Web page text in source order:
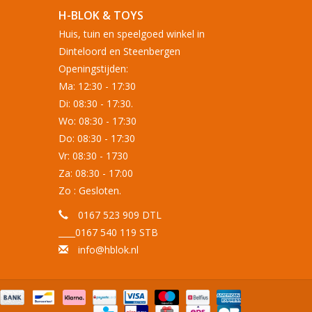
H-BLOK & TOYS
Huis, tuin en speelgoed winkel in
Dinteloord en Steenbergen
Openingstijden:
Ma: 12:30 - 17:30
Di: 08:30 - 17:30.
Wo: 08:30 - 17:30
Do: 08:30 - 17:30
Vr: 08:30 - 1730
Za: 08:30 - 17:00
Zo : Gesloten.
0167 523 909 DTL
____0167 540 119 STB
info@hblok.nl